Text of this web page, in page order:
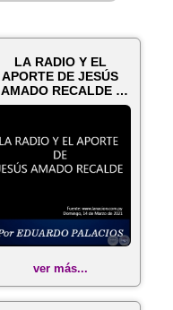
LA RADIO Y EL
APORTE DE JESÚS
AMADO RECALDE -
Por EDUARDO
ver más...